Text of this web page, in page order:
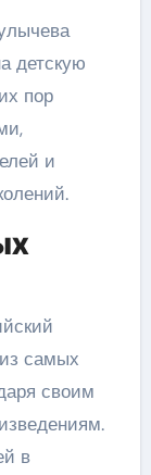
детскую
пор
и
самых
своим
в